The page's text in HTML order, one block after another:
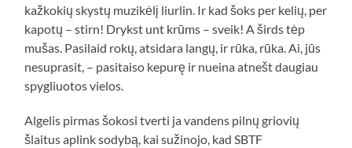
kažkokių skystų muzikėlį liurlin. Ir kad šoks per kelių, per
kapotų – stirn! Drykst unt krūms – sveik! A širds tėp
mušas. Pasilaid rokų, atsidara langų, ir rūka, rūka. Ai, jūs
nesuprasit, – pasitaiso kepurę ir nueina atnešt daugiau
spygliuotos vielos.
Algelis pirmas šokosi tverti ja vandens pilnų griovių
šlaitus aplink sodybą, kai sužinojo, kad SBTF